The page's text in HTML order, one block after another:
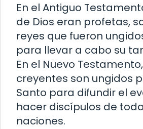
En el Antiguo
de Dios eran profetas,
reyes que fueron
para llevar a cabo su
En el Nuevo
creyentes son ungidos
Santo para difundir el
hacer discípulos de
naciones.